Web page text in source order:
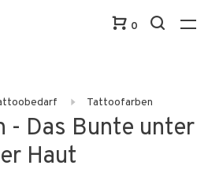
0
Tattoofarben
- Das Bunte unter
Haut